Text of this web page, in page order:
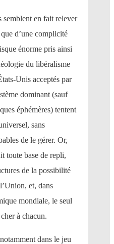
semblent en fait relever
d’une complicité
énorme pris ainsi
du libéralisme
Unis acceptés par
dominant (sauf
éphémères) tentent
sans
de le gérer. Or,
toute base de repli,
de la possibilité
et, dans
mondiale, le seul
à chacun.
dans le jeu